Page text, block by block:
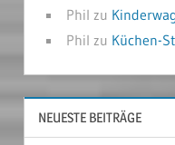
Phil zu
Phil zu Küchen-
NEUESTE BEITRÄGE